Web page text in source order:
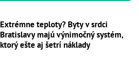
Extrémne teploty? Byty v srdci
Bratislavy majú výnimočný systém,
ktorý ešte aj šetrí náklady